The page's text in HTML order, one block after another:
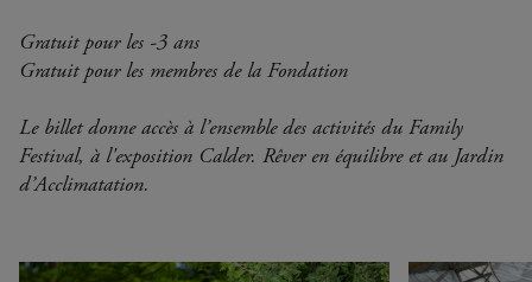
Gratuit pour les -3 ans
Gratuit pour les membres de la Fondation
Le billet donne accès à l’ensemble des activités du Family
Festival, à l'exposition Calder. Rêver en équilibre et au Jardin
d’Acclimatation.
Carrousel.